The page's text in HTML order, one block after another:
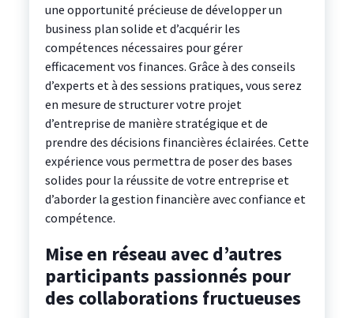
une opportunité précieuse de développer un
business plan solide et d’acquérir les
compétences nécessaires pour gérer
efficacement vos finances. Grâce à des conseils
d’experts et à des sessions pratiques, vous serez
en mesure de structurer votre projet
d’entreprise de manière stratégique et de
prendre des décisions financières éclairées. Cette
expérience vous permettra de poser des bases
solides pour la réussite de votre entreprise et
d’aborder la gestion financière avec confiance et
compétence.
Mise en réseau avec d’autres
participants passionnés pour
des collaborations fructueuses